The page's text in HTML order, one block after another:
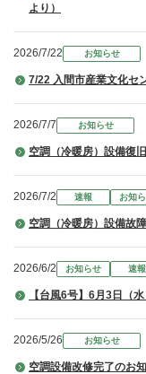
より）
2026/7/22 お知らせ
7/22 入間市産業文化セ
2026/7/7 お知らせ
空調（冷暖房）設備復
2026/7/2 速報 お知
空調（冷暖房）設備故
2026/6/2 お知らせ 速報
【台風6号】6月3日（
2026/5/26 お知らせ
空調設備改修完了のお